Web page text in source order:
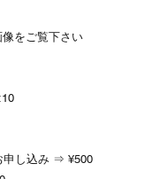
をご覧下さい
申し込み ⇒ ¥500